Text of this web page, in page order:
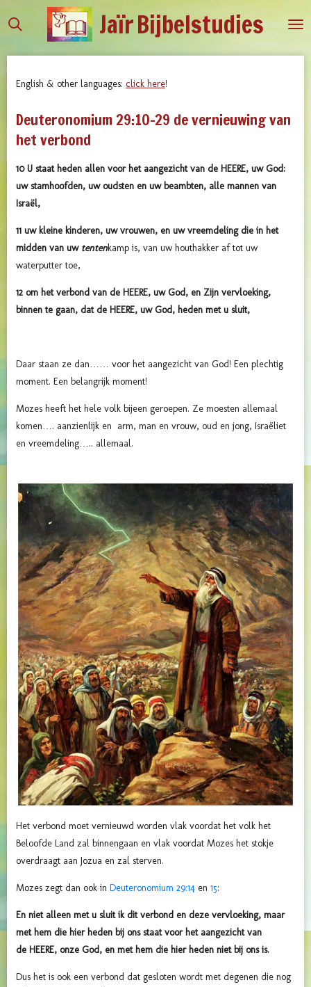
direct
hoofdinhoud
JaïrBijbelstudies
English & other languages: click here!
Deuteronomium 29:10-29 de vernieuwing van
het verbond
10 U staat heden allen voor het aangezicht van de HEERE, uw God:
uw stamhoofden, uw oudsten en uw beambten, alle mannen van
Israël,
11 uw kleine kinderen, uw vrouwen, en uw vreemdeling die in het
midden van uw tentenkamp is, van uw houthakker af tot uw
waterputter toe,
12 om het verbond van de HEERE, uw God, en Zijn vervloeking,
binnen te gaan, dat de HEERE, uw God, heden met u sluit,
Daar staan ze dan…… voor het aangezicht van God! Een plechtig
moment. Een belangrijk moment!
Mozes heeft het hele volk bijeen geroepen. Ze moesten allemaal
komen…. aanzienlijk en arm, man en vrouw, oud en jong, Israëliet
en vreemdeling….. allemaal.
Het verbond moet vernieuwd worden vlak voordat het volk het
Beloofde Land zal binnengaan en vlak voordat Mozes het stokje
overdraagt aan Jozua en zal sterven.
Mozes zegt dan ook in Deuteronomium 29:14 en 15:
En niet alleen met u sluit ik dit verbond en deze vervloeking, maar
met hem die hier heden bij ons staat voor het aangezicht van
de HEERE, onze God, en met hem die hier heden niet bij ons is.
Dus het is ook een verbond dat gesloten wordt met degenen die nog